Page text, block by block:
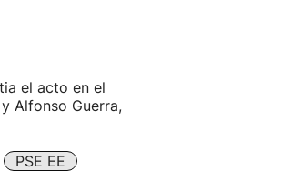
el acto en el
Alfonso Guerra,
PSE EE